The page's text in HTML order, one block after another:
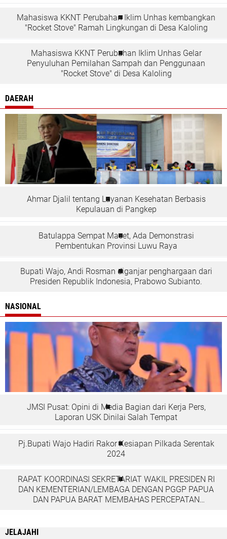
Mahasiswa KKNT Perubahan Iklim Unhas kembangkan
"Rocket Stove" Ramah Lingkungan di Desa Kaloling
Mahasiswa KKNT Perubahan Iklim Unhas Gelar
Penyuluhan Pemilahan Sampah dan Penggunaan
"Rocket Stove" di Desa Kaloling
DAERAH
Ahmar Djalil tentang Layanan Kesehatan Berbasis
Kepulauan di Pangkep
Batulappa Sempat Macet, Ada Demonstrasi
Pembentukan Provinsi Luwu Raya
Bupati Wajo, Andi Rosman diganjar penghargaan dari
Presiden Republik Indonesia, Prabowo Subianto.
NASIONAL
JMSI Pusat: Opini di Media Bagian dari Kerja Pers,
Laporan USK Dinilai Salah Tempat
Pj.Bupati Wajo Hadiri Rakor Kesiapan Pilkada Serentak
2024
RAPAT KOORDINASI SEKRETARIAT WAKIL PRESIDEN RI
DAN KEMENTERIAN/LEMBAGA DENGAN PGGP PAPUA
DAN PAPUA BARAT MEMBAHAS PERCEPATAN
JELAJAHI